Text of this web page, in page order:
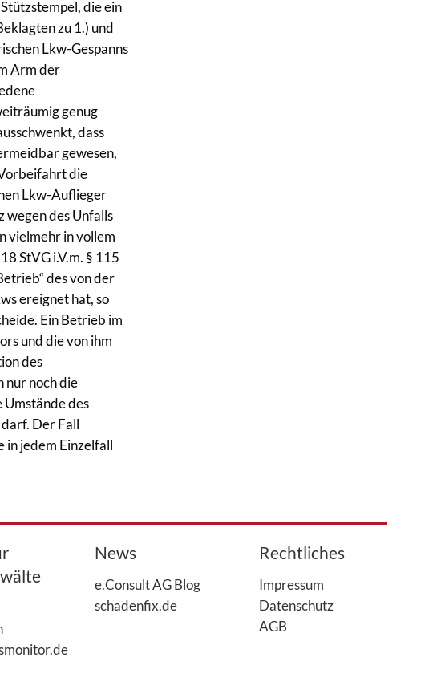
die ein
zu 1.) und
Lkw-Gespanns
Arm der
genug
dass
gewesen,
die
Lkw-Auflieger
wegen des Unfalls
vielmehr in vollem
StVG i.V.m. § 115
des von der
ereignet hat, so
Ein Betrieb im
und die von ihm
des
nur noch die
Umstände des
Der Fall
in jedem Einzelfall
News
e.Consult AG Blog
schadenfix.de
Rechtliches
Impressum
Datenschutz
AGB